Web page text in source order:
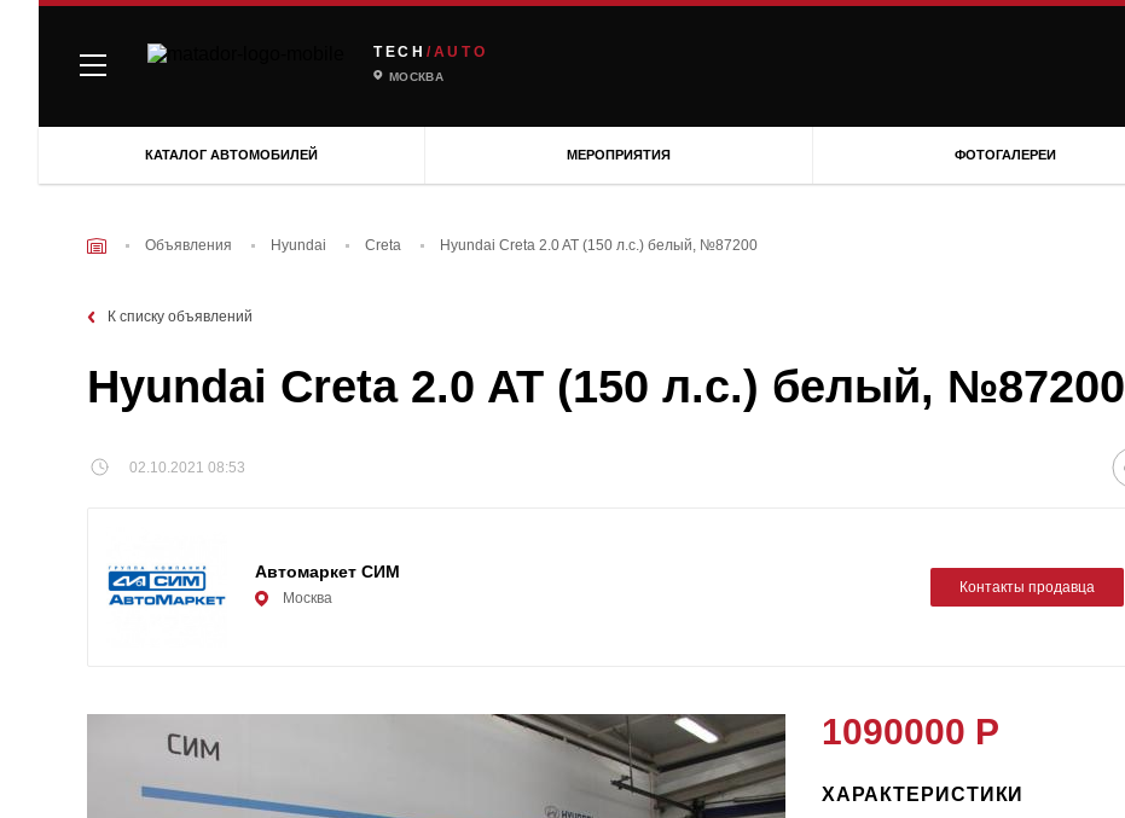
TECH /AUTO
МОСКВА
КАТАЛОГ АВТОМОБИЛЕЙ МЕРОПРИЯТИЯ ФОТОГАЛЕРЕИ
Объявления Hyundai Creta Hyundai Creta 2.0 AT (150 л.с.) белый, №87200
К списку объявлений
Hyundai Creta 2.0 AT (150 л.с.) белый, №87200
02.10.2021 08:53
Автомаркет СИМ
Москва
Контакты продавца
1090000 Р
ХАРАКТЕРИСТИКИ